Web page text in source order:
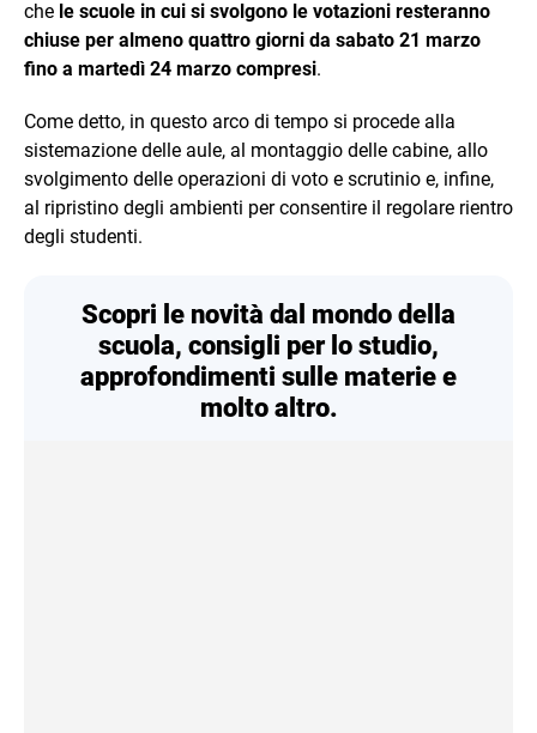
che le scuole in cui si svolgono le votazioni resteranno
chiuse per almeno quattro giorni da sabato 21 marzo
fino a martedì 24 marzo compresi.
Come detto, in questo arco di tempo si procede alla
sistemazione delle aule, al montaggio delle cabine, allo
svolgimento delle operazioni di voto e scrutinio e, infine,
al ripristino degli ambienti per consentire il regolare rientro
degli studenti.
Scopri le novità dal mondo della
scuola, consigli per lo studio,
approfondimenti sulle materie e
molto altro.